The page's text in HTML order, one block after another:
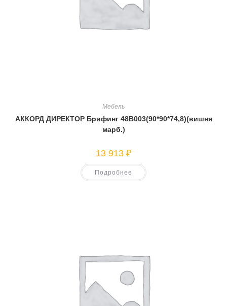
Мебель
АККОРД ДИРЕКТОР Брифинг 48В003(90*90*74,8)(вишня
марб.)
13 913 ₽
Подробнее